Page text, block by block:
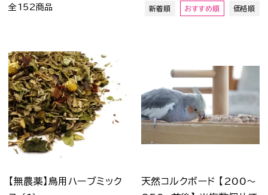
全152商品 新着順 おすすめ順 価格順
【無農薬】鳥用ハーブミック
天然コルクボード 【200～